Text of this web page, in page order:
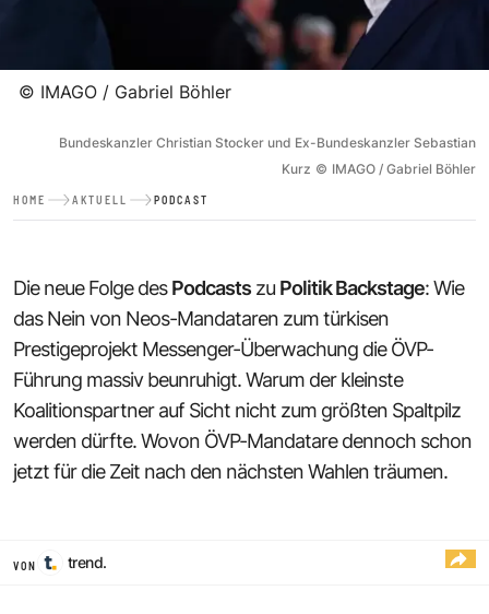
© IMAGO / Gabriel Böhler
Bundeskanzler Christian Stocker und Ex-Bundeskanzler Sebastian
Kurz © IMAGO / Gabriel Böhler
HOME AKTUELL PODCAST
Die neue Folge desPodcasts zu Politik Backstage: Wie
das Nein von Neos-Mandataren zum türkisen
Prestigeprojekt Messenger-Überwachung die ÖVP-
Führung massiv beunruhigt. Warum der kleinste
Koalitionspartner auf Sicht nicht zum größten Spaltpilz
werden dürfte. Wovon ÖVP-Mandatare dennoch schon
jetzt für die Zeit nach den nächsten Wahlen träumen.
VON trend.